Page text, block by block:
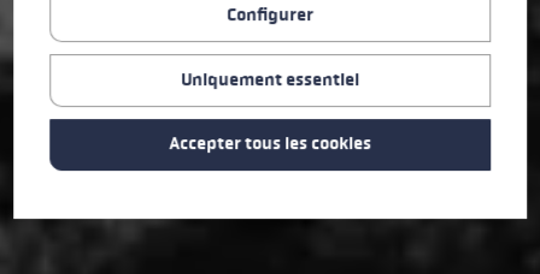
Configurer
Uniquement essentiel
Accepter tous les cookies